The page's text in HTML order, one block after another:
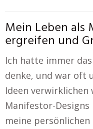
Mein Leben als
ergreifen und
Ich hatte immer
denke, und war oft
Ideen verwirklichen
Manifestor-
meine persönlichen